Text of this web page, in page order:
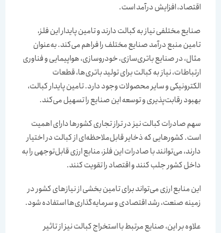
اقتصاد، افزایش درآمد است.
صنایع مختلفی نیاز به کبالت دارند و تامین پایدار این فلز،
تامین منبع درآمد صنایع مختلف را فراهم می‌کند. به‌عنوان‌‌‌‌‌‌
مثال، در صنایع باتری‌‌‌‌‌‌سازی، خودروسازی، هواپیمایی و فناوری
ارتباطات، نیاز به کبالت برای تولید باتری‌‌‌‌‌‌ها، قطعات
الکترونیکی و سایر محصولات وجود دارد. تامین پایدار کبالت،
بهبود رقابت‌پذیری و توسعه این صنایع را تسهیل می‌کند.
سهم صادرات کبالت نیز در تراز تجاری کشورها دارای اهمیت
است. کشورهایی که ذخایر قابل‌ملاحظه‌ای از کبالت در اختیار
دارند، می‌توانند با صادرات این فلز، منابع ارزی قابل‌‌‌‌‌‌توجهی را به
داخل کشور جلب کنند و اقتصاد را تقویت کنند.
این منابع ارزی می‌تواند برای تامین بخشی از نیازهای کشور در
زمینه صنعت، رشد اقتصادی و سرمایه‌گذاری‌‌‌‌‌‌ها استفاده شود.
علاوه بر این، صنایع مرتبط با استخراج کبالت نیز از تاثیر